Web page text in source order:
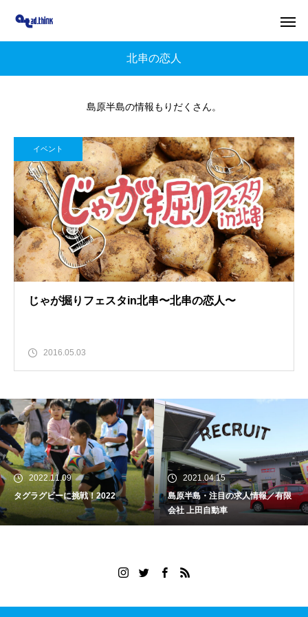
北串の恋人
島原半島の情報もりだくさん。
イベント
じゃが掘りフェスタin北串〜北串の恋人〜
2016.05.03
2022.11.09
タグラグビーに挑戦！2022
2021.04.15
島原半島・注目の求人情報／有限
会社 上田自動車